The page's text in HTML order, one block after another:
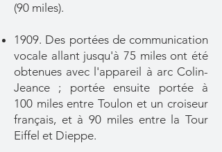
(90 miles).
1909. Des portées de communication
vocale allant jusqu'à 75 miles ont été
obtenues avec l'appareil à arc Colin-
Jeance ; portée ensuite portée à
100 miles entre Toulon et un croiseur
français, et à 90 miles entre la Tour
Eiffel et Dieppe.